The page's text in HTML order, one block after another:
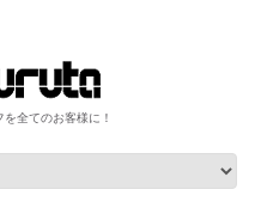
全てのお客様に！